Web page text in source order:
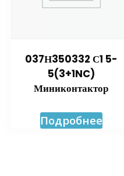
037Н350332 С1 5-
5(3+1NC)
Миниконтактор
Подробнее